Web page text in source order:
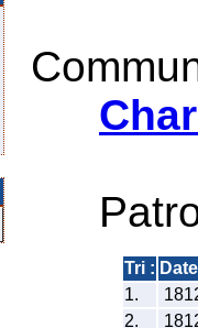
Tri :
1.
2.